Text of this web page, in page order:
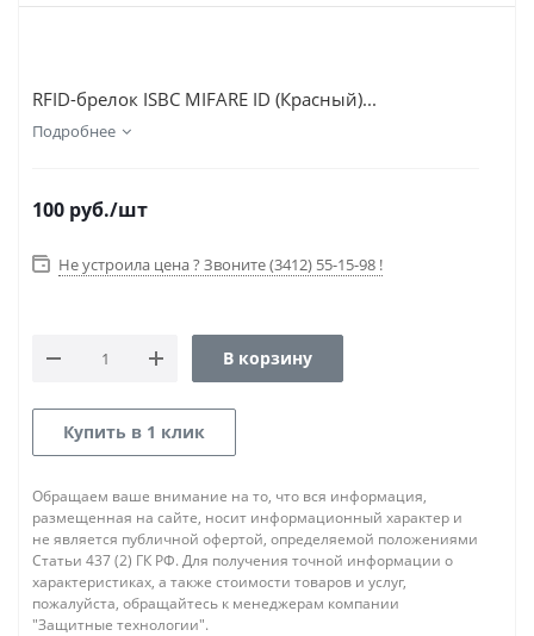
RFID-брелок ISBC MIFARE ID (Красный)...
Подробнее
100 руб./шт
Не устроила цена ? Звоните (3412) 55-15-98 !
В корзину
Купить в 1 клик
Обращаем ваше внимание на то, что вся информация,
размещенная на сайте, носит информационный характер и
не является публичной офертой, определяемой положениями
Статьи 437 (2) ГК РФ. Для получения точной информации о
характеристиках, а также стоимости товаров и услуг,
пожалуйста, обращайтесь к менеджерам компании
"Защитные технологии".